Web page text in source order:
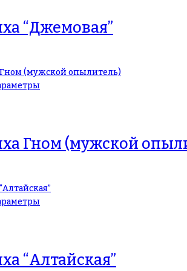
“Джемовая”
Гном (мужской
“Алтайская”